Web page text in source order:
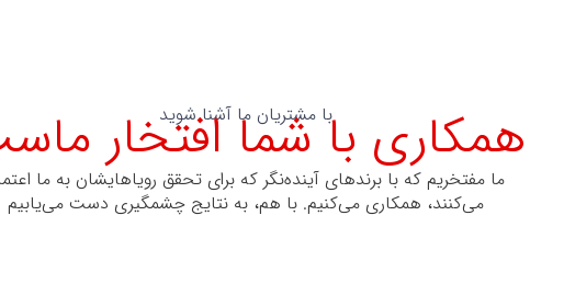
با مشتریان ما آشنا شوید
همکاری با شما افتخار
ما مفتخریم که با برندهای آینده‌نگر که برای تحقق رویاهایشان به ما
می‌کنند، همکاری می‌کنیم. با هم، به نتایج چشمگیری دست می‌یابیم